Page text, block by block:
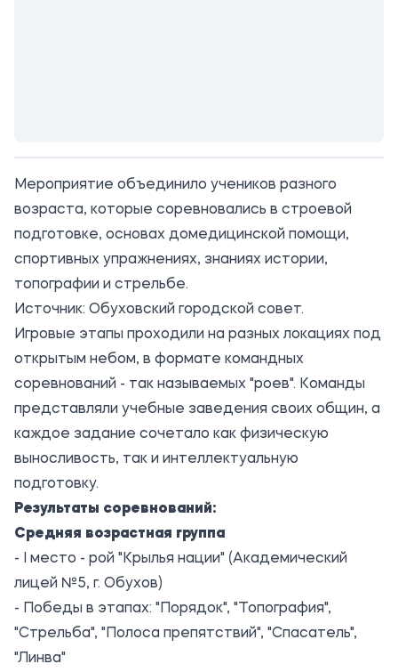
Мероприятие объединило учеников разного
возраста, которые соревновались в строевой
подготовке, основах домедицинской помощи,
спортивных упражнениях, знаниях истории,
топографии и стрельбе.
Источник: Обуховский городской совет.
Игровые этапы проходили на разных локациях под
открытым небом, в формате командных
соревнований - так называемых "роев". Команды
представляли учебные заведения своих общин, а
каждое задание сочетало как физическую
выносливость, так и интеллектуальную
подготовку.
Результаты соревнований:
Средняя возрастная группа
- І место - рой "Крылья нации" (Академический
лицей №5, г. Обухов)
- Победы в этапах: "Порядок", "Топография",
"Стрельба", "Полоса препятствий", "Спасатель",
"Линва"